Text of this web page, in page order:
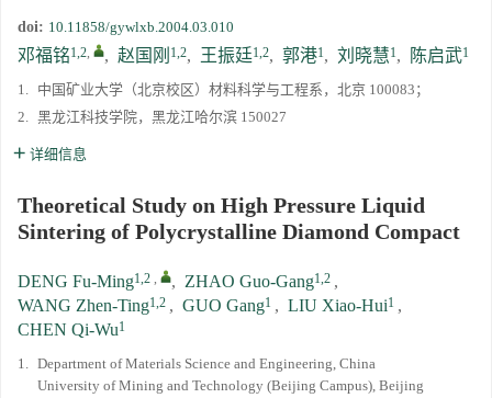
doi: 10.11858/gywlxb.2004.03.010
邓福铭1,2, , 赵国刚 1,2, 王振廷1,2, 郭港1, 刘晓慧1, 陈启武1
1. 中国矿业大学（北京校区）材料科学与工程系，北京 100083；
2. 黑龙江科技学院，黑龙江哈尔滨 150027
详细信息
Theoretical Study on High Pressure Liquid
Sintering of Polycrystalline Diamond Compact
DENG Fu-Ming1,2 , , ZHAO Guo-Gang1,2 ,
WANG Zhen-Ting1,2 , GUO Gang1 , LIU Xiao-Hui1 ,
CHEN Qi-Wu1
1. Department of Materials Science and Engineering, China
University of Mining and Technology (Beijing Campus), Beijing